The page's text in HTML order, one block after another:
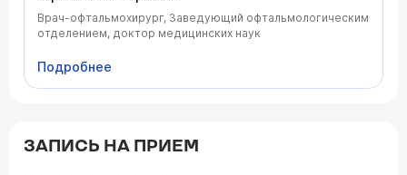
линзу, которая одновременно заменит пораженный
катарактой хрусталик Вашего глаза и
скорректирует астигматизм.
Врач-офтальмохирург, Заведующий офтальмологическим
отделением, доктор медицинских наук
Подробнее
ЗАПИСЬ НА ПРИЕМ